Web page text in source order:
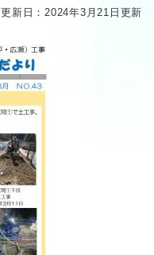
更新日：2024年3月21日更新